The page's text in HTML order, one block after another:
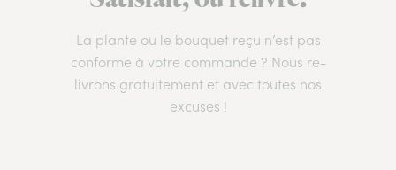
La plante ou le bouquet reçu n’est pas
conforme à votre commande ? Nous re-
livrons gratuitement et avec toutes nos
excuses !